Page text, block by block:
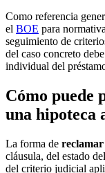
Como referencia
el BOE para
seguimiento de
del caso concreto
individual del
Cómo puede
una hipoteca
La forma de reclamar
cláusula, del estado
del criterio judicial